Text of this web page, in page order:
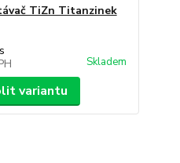
TiZn Titanzinek
Skladem
variantu